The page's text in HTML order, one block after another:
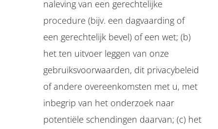
naleving van een gerechtelijke
procedure (bijv. een dagvaarding of
een gerechtelijk bevel) of een wet; (b)
het ten uitvoer leggen van onze
gebruiksvoorwaarden, dit privacybeleid
of andere overeenkomsten met u, met
inbegrip van het onderzoek naar
potentiële schendingen daarvan; (c) het